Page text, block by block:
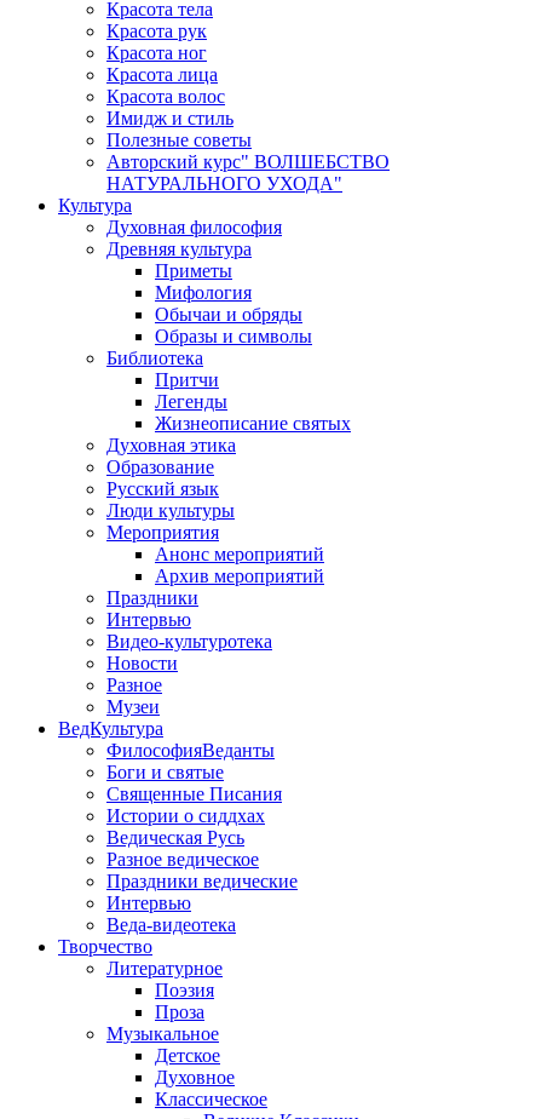
Красота тела
Красота рук
Красота ног
Красота лица
Красота волос
Имидж и стиль
Полезные советы
Авторский курс" ВОЛШЕБСТВО
НАТУРАЛЬНОГО УХОДА"
Культура
Духовная философия
Древняя культура
Приметы
Мифология
Обычаи и обряды
Образы и символы
Библиотека
Притчи
Легенды
Жизнеописание святых
Духовная этика
Образование
Русский язык
Люди культуры
Мероприятия
Анонс мероприятий
Архив мероприятий
Праздники
Интервью
Видео-культуротека
Новости
Разное
Музеи
ВедКультура
ФилософияВеданты
Боги и святые
Священные Писания
Истории о сиддхах
Ведическая Русь
Разное ведическое
Праздники ведические
Интервью
Веда-видеотека
Творчество
Литературное
Поэзия
Проза
Музыкальное
Детское
Духовное
Классическое